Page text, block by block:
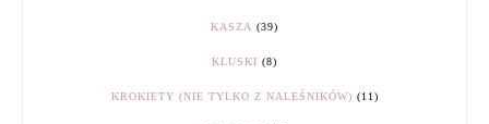
KASZA (39)
KLUSKI (8)
KROKIETY (NIE TYLKO Z NALEŚNIKÓW) (11)